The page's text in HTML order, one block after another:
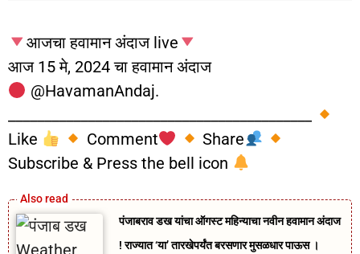
आजचा हवामान अंदाज live
आज 15 मे, 2024 चा हवामान अंदाज
‎@HavamanAndaj.
Like
Comment
Share
Subscribe & Press the bell icon
पंजाबराव डख यांचा ऑगस्ट महिन्याचा नवीन हवामान अंदाज
! राज्यात ‘या’ तारखेपर्यंत बरसणार मुसळधार पाऊस ।